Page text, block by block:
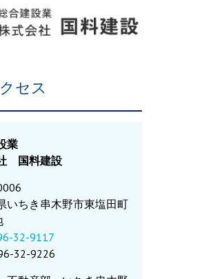
セス
業
国料建設
いちき串木野市東塩田町
32-9117
32-9226